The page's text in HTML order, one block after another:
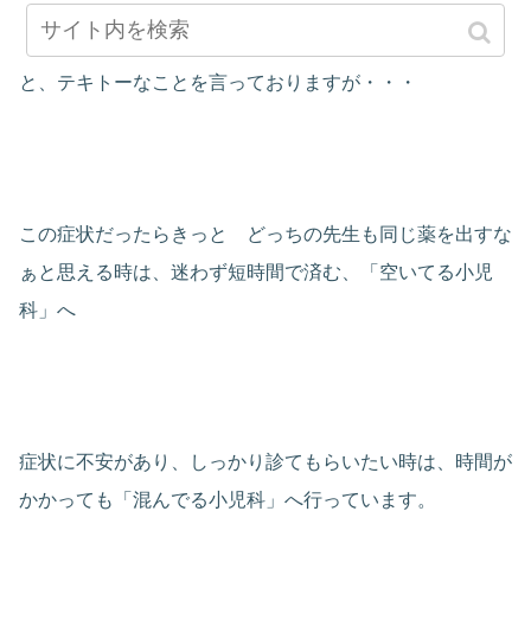
と、テキトーなことを言っておりますが・・・
この症状だったらきっと どっちの先生も同じ薬を出すな
ぁと思える時は、迷わず短時間で済む、「空いてる小児
科」へ
症状に不安があり、しっかり診てもらいたい時は、時間が
かかっても「混んでる小児科」へ行っています。